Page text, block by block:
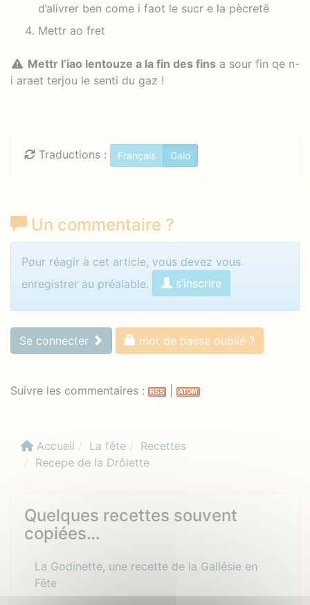
d’alivrer ben come i faot le sucr e la pècretë
Mettr ao fret
Mettr l’iao lentouze a la fin des fins a sour fin qe n-
i araet terjou le senti du gaz !
Traductions : Français Galo
Un commentaire ?
Identifiez-vous pour commenter
Pour réagir à cet article, vous devez vous
enregistrer au préalable.
s’inscrire
Se connecter mot de passe oublié ?
Suivre les commentaires :
Accueil La fête
Recettes
Recepe de la Drôlette
Quelques recettes souvent
copiées…
La Godinette, une recette de la Gallésie en
Fête